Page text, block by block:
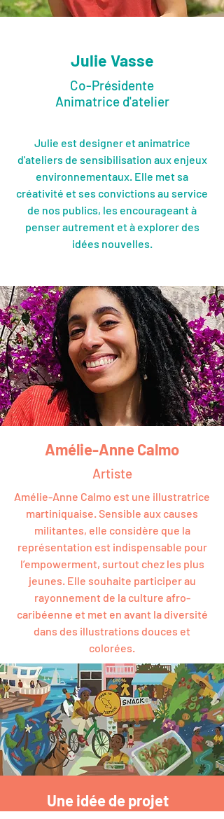
Julie Vasse
Co-Présidente
Animatrice d'atelier
Julie est designer et animatrice
d'ateliers de sensibilisation aux enjeux
environnementaux. Elle met sa
créativité et ses convictions au service
de nos publics, les encourageant à
penser autrement et à explorer des
idées nouvelles.
Amélie-Anne Calmo
Artiste
Amélie-Anne Calmo est une illustratrice
martiniquaise. Sensible aux causes
militantes, elle considère que la
représentation est indispensable pour
l’empowerment, surtout chez les plus
jeunes. Elle souhaite participer au
rayonnement de la culture afro-
caribéenne et met en avant la diversité
dans des illustrations douces et
colorées.
Une idée de projet